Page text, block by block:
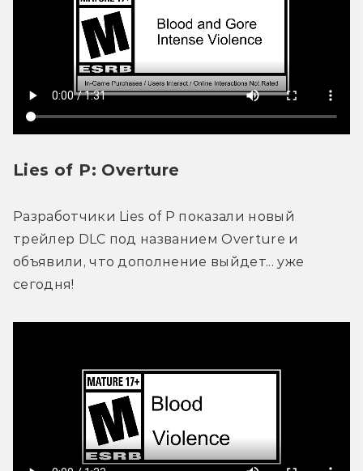
Lies of P: Overture
Разработчики Lies of P показали новый
трейлер DLC под названием Overture и
объявили, что дополнение выйдет... уже
сегодня!